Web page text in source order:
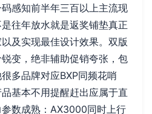
感知前半年三百以上主流现
往年放水就是返奖铺垫真正
及实现最佳设计效果。双版
变，绝非辅助促销夸张，包
多品牌对应BXP同频花哨
基本不用提醒赶出应属于直
数成熟：AX3000同时上行